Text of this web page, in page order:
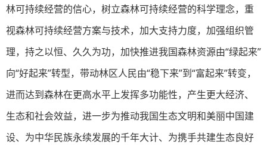
林可持续经营的信心，树立森林可持续经营的科学理念，重
视森林可持续经营方案与技术，加大支持力度，加强组织管
理，持之以恒、久久为功，加快推进我国森林资源由“绿起来”
向“好起来”转型，带动林区人民由“稳下来”到“富起来”转变，
进而达到森林在更高水平上发挥多功能性，产生更大经济、
生态和社会效益，进一步为推动我国生态文明和美丽中国建
设、为中华民族永续发展的千年大计、为携手共建生态良好